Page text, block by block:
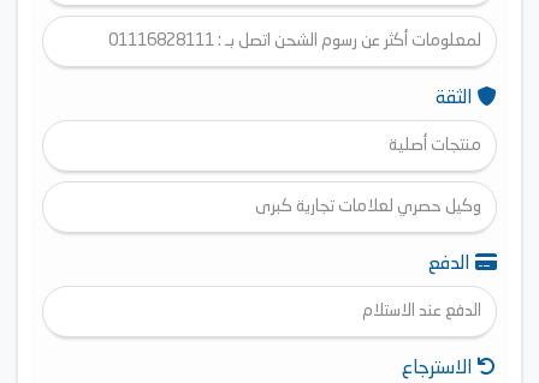
لمعلومات أكثر عن رسوم الشحن اتصل بـ : 01116828111
الثقة
منتجات أصلية
وكيل حصري لعلامات تجارية كبرى
الدفع
الدفع عند الاستلام
الاسترجاع